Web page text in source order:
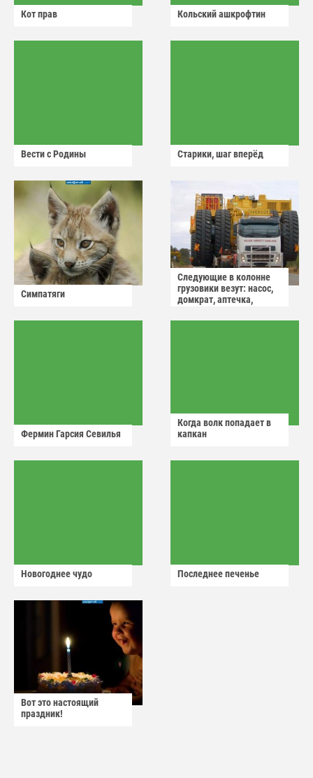
Кот прав Кольский ашкрофтин
Вести с Родины Старики, шаг вперёд
Симпатяги
Следующие в колонне
грузовики везут: насос,
домкрат, аптечка,
Фермин Гарсия Севилья
Когда волк попадает в
капкан
Новогоднее чудо Последнее печенье
Вот это настоящий
праздник!